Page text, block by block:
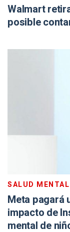
Walmart
posible
SALUD MENTAL
Meta pagará
impacto de
mental de